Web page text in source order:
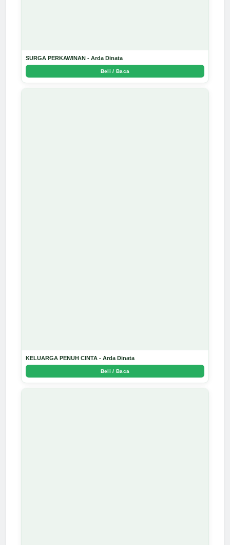
SURGA PERKAWINAN - Arda Dinata
Beli / Baca
KELUARGA PENUH CINTA - Arda Dinata
Beli / Baca